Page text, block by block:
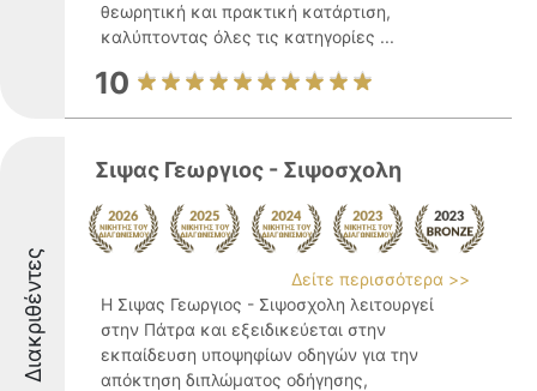
θεωρητική και πρακτική κατάρτιση,
καλύπτοντας όλες τις κατηγορίες ...
10
Διακριθέντες
Σιψας Γεωργιος - Σιψοσχολη
Δείτε περισσότερα >>
Η Σιψας Γεωργιος - Σιψοσχολη λειτουργεί
στην Πάτρα και εξειδικεύεται στην
εκπαίδευση υποψηφίων οδηγών για την
απόκτηση διπλώματος οδήγησης,